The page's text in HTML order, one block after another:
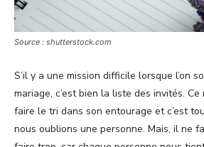
Source : shutterstock.com
S’il y a une mission difficile lorsque l’on
mariage, c’est bien la liste des invités. Ce
faire le tri dans son entourage et c’est
nous oublions une personne. Mais, il ne